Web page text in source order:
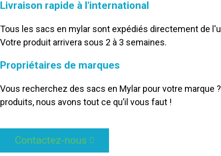
Livraison rapide à l'international
Tous les sacs en mylar sont expédiés directement de
Votre produit arrivera sous 2 à 3 semaines.
Propriétaires de marques
Vous recherchez des sacs en Mylar pour votre marque
produits, nous avons tout ce qu’il vous faut !
Contactez-nous